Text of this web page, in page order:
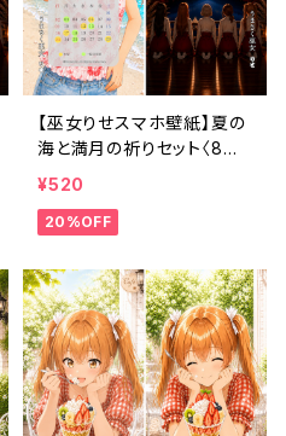
【巫女りせスマホ壁紙】夏の
海と満月の祈りセット〈8〜
9月カレンダー・1ヶ月利用コ
¥520
20%OFF